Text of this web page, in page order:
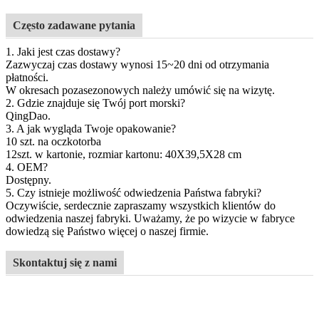
Często zadawane pytania
1. Jaki jest czas dostawy?
Zazwyczaj czas dostawy wynosi 15~20 dni od otrzymania
płatności.
W okresach pozasezonowych należy umówić się na wizytę.
2. Gdzie znajduje się Twój port morski?
QingDao.
3. A jak wygląda Twoje opakowanie?
10 szt. na oczkotorba
12szt. w kartonie, rozmiar kartonu: 40X39,5X28 cm
4. OEM?
Dostępny.
5. Czy istnieje możliwość odwiedzenia Państwa fabryki?
Oczywiście, serdecznie zapraszamy wszystkich klientów do
odwiedzenia naszej fabryki. Uważamy, że po wizycie w fabryce
dowiedzą się Państwo więcej o naszej firmie.
Skontaktuj się z nami